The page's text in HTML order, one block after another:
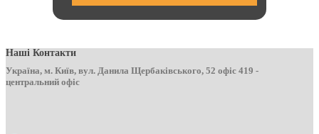
Наші Контакти
Україна, м. Київ, вул. Данила Щербаківського, 52 офіс 419 -
центральний офіс